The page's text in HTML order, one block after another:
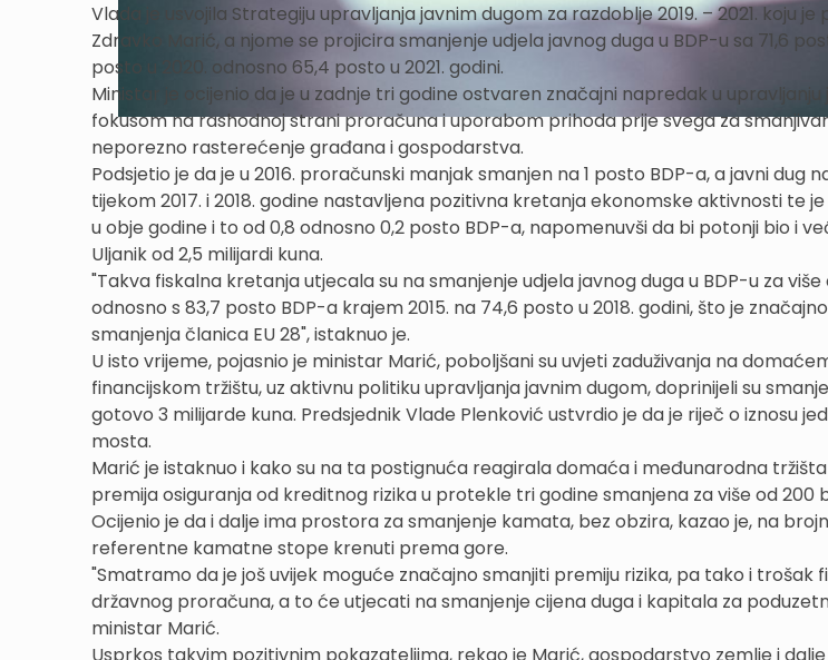
Vlada je usvojila Strategiju upravljanja javnim dugom za razdoblje 2019. – 2021. koju
Zdravko Marić, a njome se projicira smanjenje udjela javnog duga u BDP-u sa 71,6
posto u 2020. odnosno 65,4 posto u 2021. godini.
Ministar je ocijenio da je u zadnje tri godine ostvaren značajni napredak u upravljanju
fokusom na rashodnoj strani proračuna i uporabom prihoda prije svega za
neporezno rasterećenje građana i gospodarstva.
Podsjetio je da je u 2016. proračunski manjak smanjen na 1 posto BDP-a, a javni dug
tijekom 2017. i 2018. godine nastavljena pozitivna kretanja ekonomske aktivnosti te
u obje godine i to od 0,8 odnosno 0,2 posto BDP-a, napomenuvši da bi potonji bio i
Uljanik od 2,5 milijardi kuna.
"Takva fiskalna kretanja utjecala su na smanjenje udjela javnog duga u BDP-u za
odnosno s 83,7 posto BDP-a krajem 2015. na 74,6 posto u 2018. godini, što je
smanjenja članica EU 28", istaknuo je.
U isto vrijeme, pojasnio je ministar Marić, poboljšani su uvjeti zaduživanja na
financijskom tržištu, uz aktivnu politiku upravljanja javnim dugom, doprinijeli su
gotovo 3 milijarde kuna. Predsjednik Vlade Plenković ustvrdio je da je riječ o iznosu
mosta.
Marić je istaknuo i kako su na ta postignuća reagirala domaća i međunarodna
premija osiguranja od kreditnog rizika u protekle tri godine smanjena za više od 200
Ocijenio je da i dalje ima prostora za smanjenje kamata, bez obzira, kazao je, na
referentne kamatne stope krenuti prema gore.
"Smatramo da je još uvijek moguće značajno smanjiti premiju rizika, pa tako i trošak
državnog proračuna, a to će utjecati na smanjenje cijena duga i kapitala za
ministar Marić.